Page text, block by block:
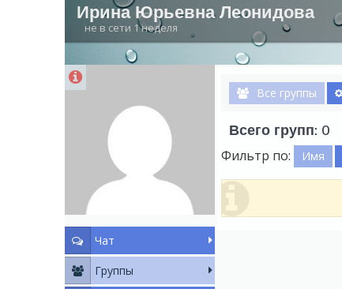
Ирина Юрьевна Леонидова
не в сети 1 неделя
Чат
Группы
Все группы
Всего групп: 0
Фильтр по: Имя